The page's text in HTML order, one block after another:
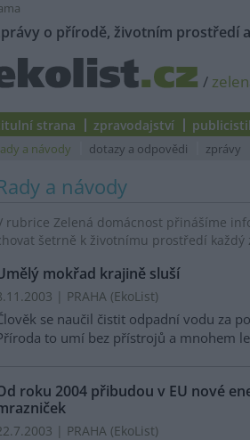
o přírodě, životním prostředí
/
strana zpravodajství
a návody dotazy a odpovědi zprávy
a návody
rubrice Zelená domácnost přinášíme
šetrně k životnímu prostředí každý
mokřad krajině sluší
| PRAHA (EkoList)
se naučil čistit odpadní vodu za
to umí bez přístrojů a mnohem
roku 2004 přibudou v EU nové
| PRAHA (EkoList)